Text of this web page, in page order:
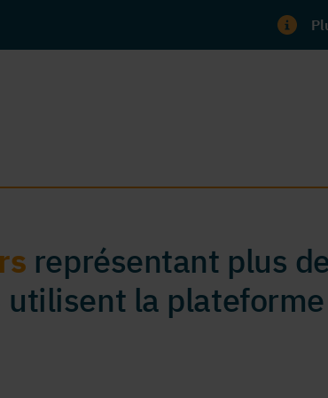
représentant plus
utilisent la